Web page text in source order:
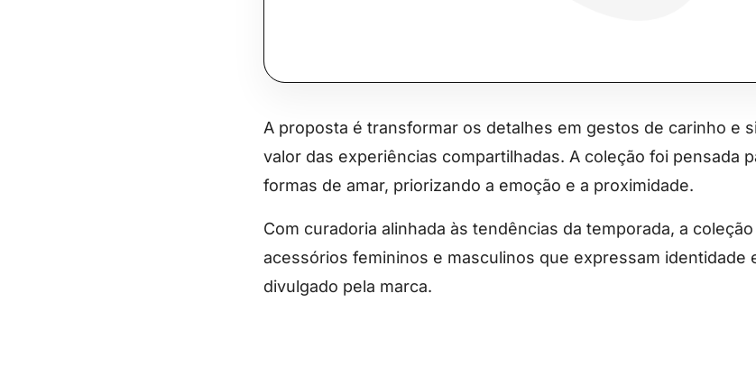
A proposta é transformar os detalhes em gestos de carinho e
valor das experiências compartilhadas. A coleção foi pensada
formas de amar, priorizando a emoção e a proximidade.
Com curadoria alinhada às tendências da temporada, a
acessórios femininos e masculinos que expressam identidade
divulgado pela marca.